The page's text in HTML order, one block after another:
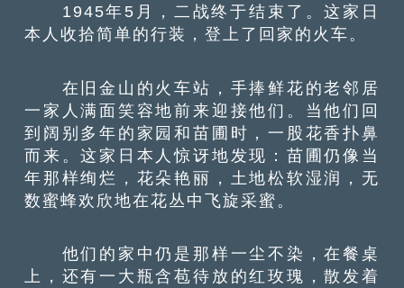
1945年5月，二战终于结束了。这家日
本人收拾简单的行装，登上了回家的火车。
在旧金山的火车站，手捧鲜花的老邻居
一家人满面笑容地前来迎接他们。当他们回
到阔别多年的家园和苗圃时，一股花香扑鼻
而来。这家日本人惊讶地发现：苗圃仍像当
年那样绚烂，花朵艳丽，土地松软湿润，无
数蜜蜂欢欣地在花丛中飞旋采蜜。
他们的家中仍是那样一尘不染，在餐桌
上，还有一大瓶含苞待放的红玫瑰，散发着